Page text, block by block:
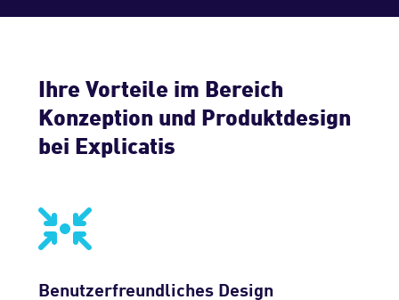
Ihre Vorteile im Bereich
Konzeption und Produktdesign
bei Explicatis
Benutzerfreundliches Design